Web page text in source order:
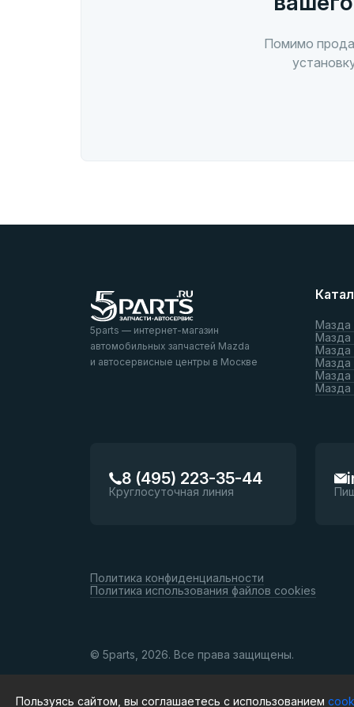
Помимо
5parts — интернет-магазин
автомобильных запчастей Mazda
и автосервисные центры в Москве
Мазда
Мазда
Мазда
Мазда
8 (495) 223-35-44
Круглосуточная линия
Политика конфиденциальности
Политика использования файлов cookies
© 5parts, 2026. Все права защищены.
Пользуясь сайтом, вы соглашаетесь с использованием